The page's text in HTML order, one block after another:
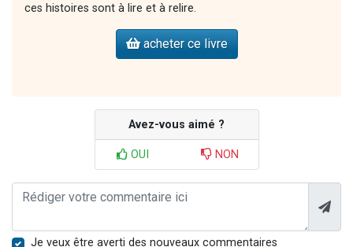
ces histoires sont à lire et à relire.
acheter ce livre
Avez-vous aimé ?
OUI NON
Je veux être averti des nouveaux commentaires